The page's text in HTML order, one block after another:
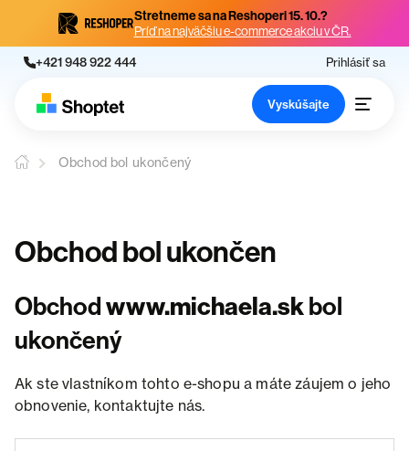
Stretneme sa na Reshoperi 15. 10.?
Príď na najväčšiu e-commerce akciu v ČR.
+421 948 922 444 Prihlásiť sa
Vyskúšajte
Obchod bol ukončený
Obchod bol ukončen
Obchodwww.michaela.skbol
ukončený
Ak ste vlastníkom tohto e-shopu a máte záujem o jeho
obnovenie, kontaktujte nás.